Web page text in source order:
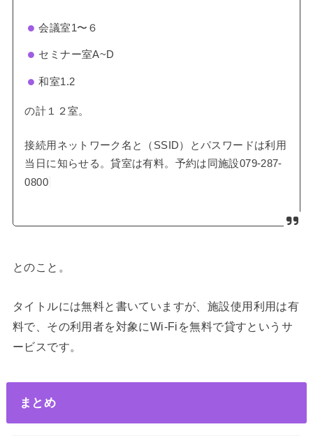
会議室1〜６
セミナー室A~D
和室1.2
の計１２室。
接続用ネットワーク名と（SSID）とパスワードは利用
当日に知らせる。貸室は有料。予約は同施設079-287-
0800
とのこと。
タイトルには無料と書いていますが、施設使用利用は有
料で、その利用者を対象にWi-Fiを無料で貸すというサ
ービスです。
まとめ